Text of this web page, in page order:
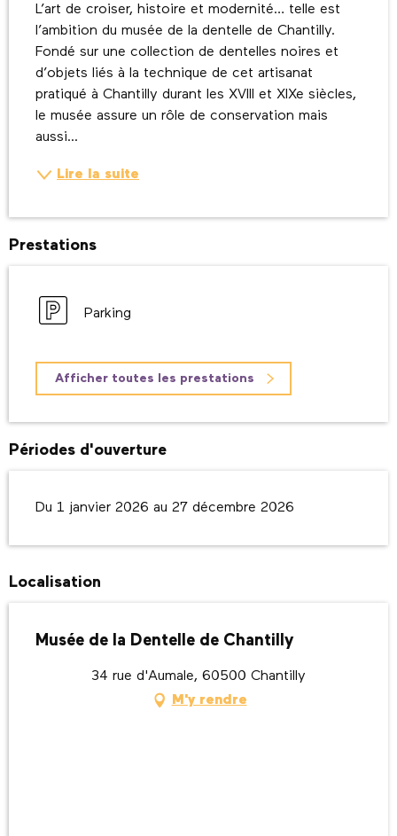
L’art de croiser, histoire et modernité… telle est
l’ambition du musée de la dentelle de Chantilly.
Fondé sur une collection de dentelles noires et
d’objets liés à la technique de cet artisanat
pratiqué à Chantilly durant les XVIII et XIXe siècles,
le musée assure un rôle de conservation mais
aussi...
Lire la suite
Prestations
Parking
Afficher toutes les prestations
Périodes d'ouverture
Du 1 janvier 2026 au 27 décembre 2026
Localisation
Musée de la Dentelle de Chantilly
34 rue d'Aumale, 60500 Chantilly
M'y rendre